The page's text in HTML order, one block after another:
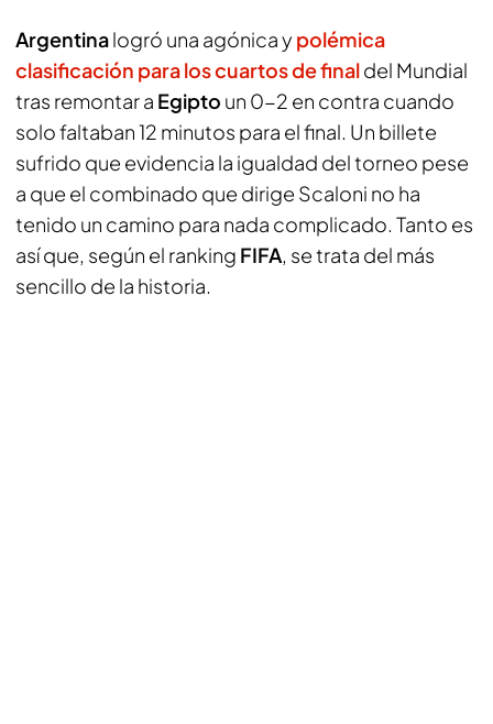
Argentinalogró una agónica y polémica
clasificación para los cuartos de finaldel Mundial
tras remontar a Egipto un 0-2 en contra cuando
solo faltaban 12 minutos para el final. Un billete
sufrido que evidencia la igualdad del torneo pese
a que el combinado que dirige Scaloni no ha
tenido un camino para nada complicado. Tanto es
así que, según el ranking FIFA, se trata del más
sencillo de la historia.